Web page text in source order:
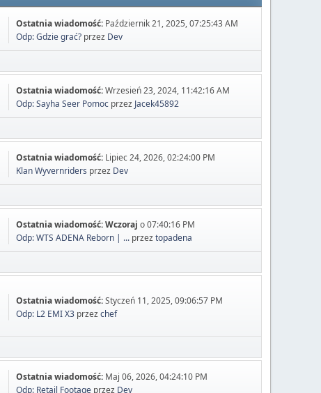
Ostatnia wiadomość: Październik 21, 2025, 07:25:43 AM
Odp: Gdzie grać? przez Dev
Ostatnia wiadomość:Wrzesień 23, 2024, 11:42:16 AM
Odp: Sayha Seer Pomoc przez Jacek45892
Ostatnia wiadomość: Lipiec 24, 2026, 02:24:00 PM
Klan Wyvernriders przez Dev
Ostatnia wiadomość:Wczoraj o 07:40:16 PM
Odp: WTS ADENA Reborn | ... przeztopadena
Ostatnia wiadomość:Styczeń 11, 2025, 09:06:57 PM
Odp: L2 EMI X3 przezchef
Ostatnia wiadomość: Maj 06, 2026, 04:24:10 PM
Odp: Retail Footage przez Dev